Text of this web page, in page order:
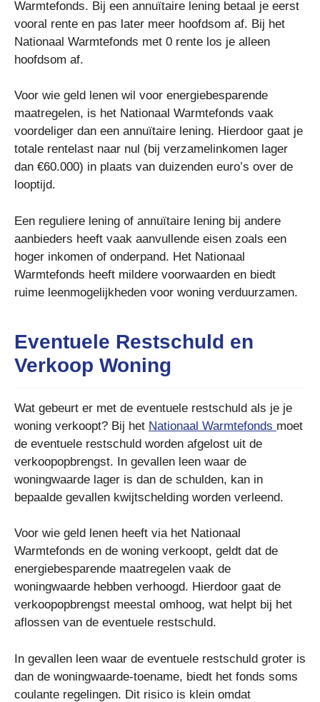
Warmtefonds. Bij een annuïtaire lening betaal je eerst
vooral rente en pas later meer hoofdsom af. Bij het
Nationaal Warmtefonds met 0 rente los je alleen
hoofdsom af.
Voor wie geld lenen wil voor energiebesparende
maatregelen, is het Nationaal Warmtefonds vaak
voordeliger dan een annuïtaire lening. Hierdoor gaat je
totale rentelast naar nul (bij verzamelinkomen lager
dan €60.000) in plaats van duizenden euro’s over de
looptijd.
Een reguliere lening of annuïtaire lening bij andere
aanbieders heeft vaak aanvullende eisen zoals een
hoger inkomen of onderpand. Het Nationaal
Warmtefonds heeft mildere voorwaarden en biedt
ruime leenmogelijkheden voor woning verduurzamen.
Eventuele Restschuld en
Verkoop Woning
Wat gebeurt er met de eventuele restschuld als je je
woning verkoopt? Bij het Nationaal Warmtefonds moet
de eventuele restschuld worden afgelost uit de
verkoopopbrengst. In gevallen leen waar de
woningwaarde lager is dan de schulden, kan in
bepaalde gevallen kwijtschelding worden verleend.
Voor wie geld lenen heeft via het Nationaal
Warmtefonds en de woning verkoopt, geldt dat de
energiebesparende maatregelen vaak de
woningwaarde hebben verhoogd. Hierdoor gaat de
verkoopopbrengst meestal omhoog, wat helpt bij het
aflossen van de eventuele restschuld.
In gevallen leen waar de eventuele restschuld groter is
dan de woningwaarde-toename, biedt het fonds soms
coulante regelingen. Dit risico is klein omdat